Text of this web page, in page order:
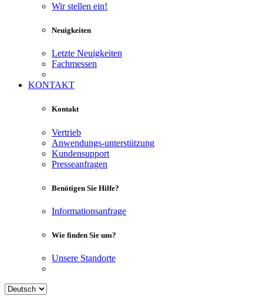
Wir stellen ein!
Neuigkeiten
Letzte Neuigkeiten
Fachmessen
KONTAKT
Kontakt
Vertrieb
Anwendungs-unterstützung
Kundensupport
Presseanfragen
Benötigen Sie Hilfe?
Informationsanfrage
Wie finden Sie uns?
Unsere Standorte